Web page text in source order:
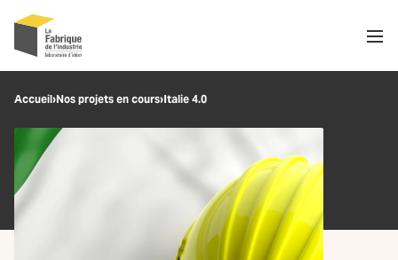
Recherche
Accueil›Nos projets en cours›Italie 4.0